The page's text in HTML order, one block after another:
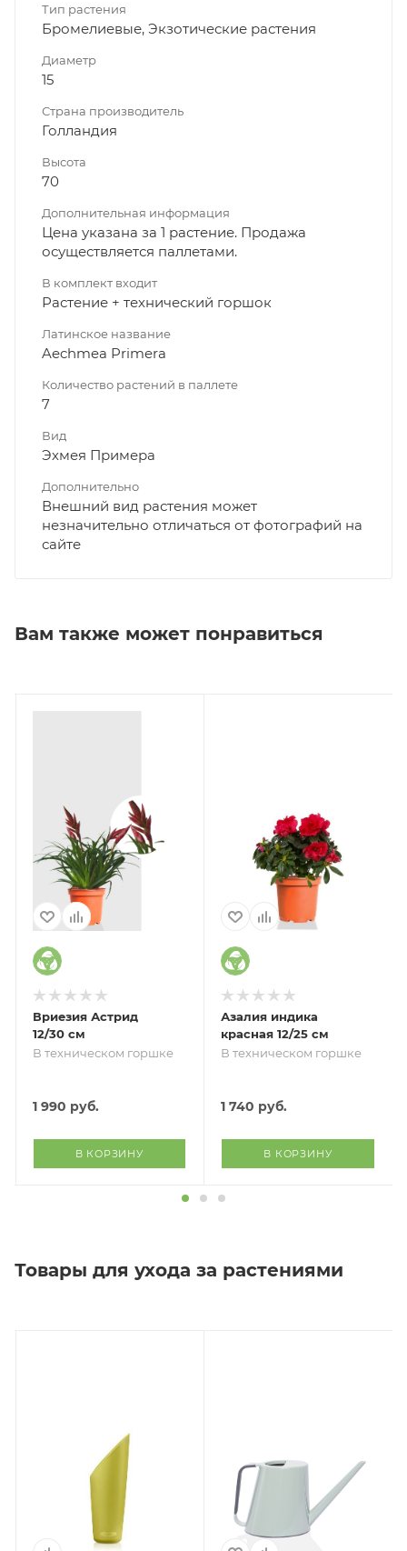
Тип растения
Бромелиевые, Экзотические растения
Диаметр
15
Страна производитель
Голландия
Высота
70
Дополнительная информация
Цена указана за 1 растение. Продажа
осуществляется паллетами.
В комплект входит
Растение + технический горшок
Латинское название
Aechmea Primera
Количество растений в паллете
7
Вид
Эхмея Примера
Дополнительно
Внешний вид растения может
незначительно отличаться от фотографий на
сайте
Вам также может понравиться
Вриезия Астрид
12/30 см
В техническом горшке
1 990 руб.
В КОРЗИНУ
Азалия индика
красная 12/25 см
В техническом горшке
1 740 руб.
В КОРЗИНУ
Товары для ухода за растениями